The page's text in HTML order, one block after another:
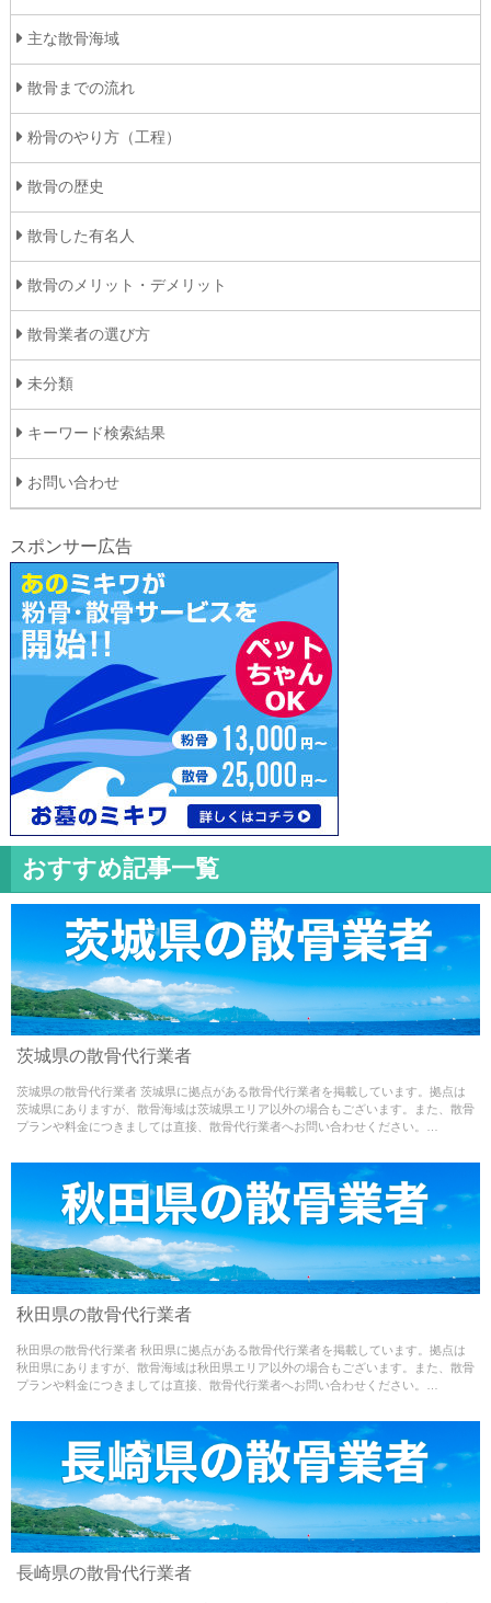
主な散骨海域
散骨までの流れ
粉骨のやり方（工程）
散骨の歴史
散骨した有名人
散骨のメリット・デメリット
散骨業者の選び方
未分類
キーワード検索結果
お問い合わせ
スポンサー広告
おすすめ記事一覧
Warning: Use of undefined constant - assumed ' ' (this
/home/misao09110704/medialynxjapan.com/public_html/
茨城県の散骨代行業者
茨城県の散骨代行業者 茨城県に拠点がある散骨代行業者を掲載しています。拠点は
茨城県にありますが、散骨海域は茨城県エリア以外の場合もございます。また、散骨
プランや料金につきましては直接、散骨代行業者へお問い合わせください。…
Warning: Use of undefined constant - assumed ' ' (this
/home/misao09110704/medialynxjapan.com/public_html/
秋田県の散骨代行業者
秋田県の散骨代行業者 秋田県に拠点がある散骨代行業者を掲載しています。拠点は
秋田県にありますが、散骨海域は秋田県エリア以外の場合もございます。また、散骨
プランや料金につきましては直接、散骨代行業者へお問い合わせください。…
Warning: Use of undefined constant - assumed ' ' (this
長崎県の散骨代行業者